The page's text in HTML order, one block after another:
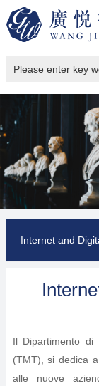
Internet and
Il Dipartimento di
(TMT), si dedica
alle nuove